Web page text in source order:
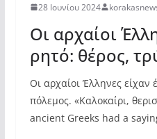
28 Ιουνίου 2024
Οι αρχαίοι
ρητό: θέρος,
Οι αρχαίοι Έλληνες είχαν
πόλεμος. «Καλοκαίρι,
ancient Greeks had a